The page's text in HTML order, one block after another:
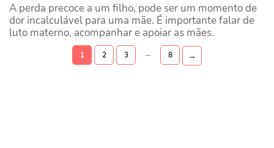
A perda precoce a um filho, pode ser um momento de
dor incalculável para uma mãe. É importante falar de
luto materno, acompanhar e apoiar as mães.
1 2 3 … 8 →